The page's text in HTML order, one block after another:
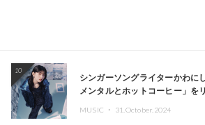
10
シンガーソングライターかわに
メンタルとホットコーヒー」を
MUSIC ・ 31.October.2024